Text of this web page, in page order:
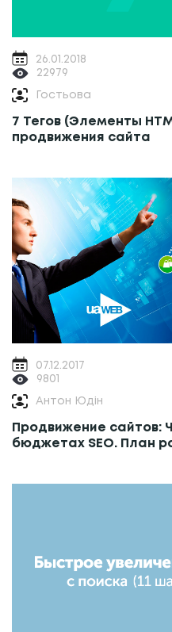
26.01.2018
22979
Гостьова
7 Тегов (Элементы
продвижения сайта
07.12.2017
9801
Антон Юдін
Продвижение сайтов:
бюджетах SEO. План